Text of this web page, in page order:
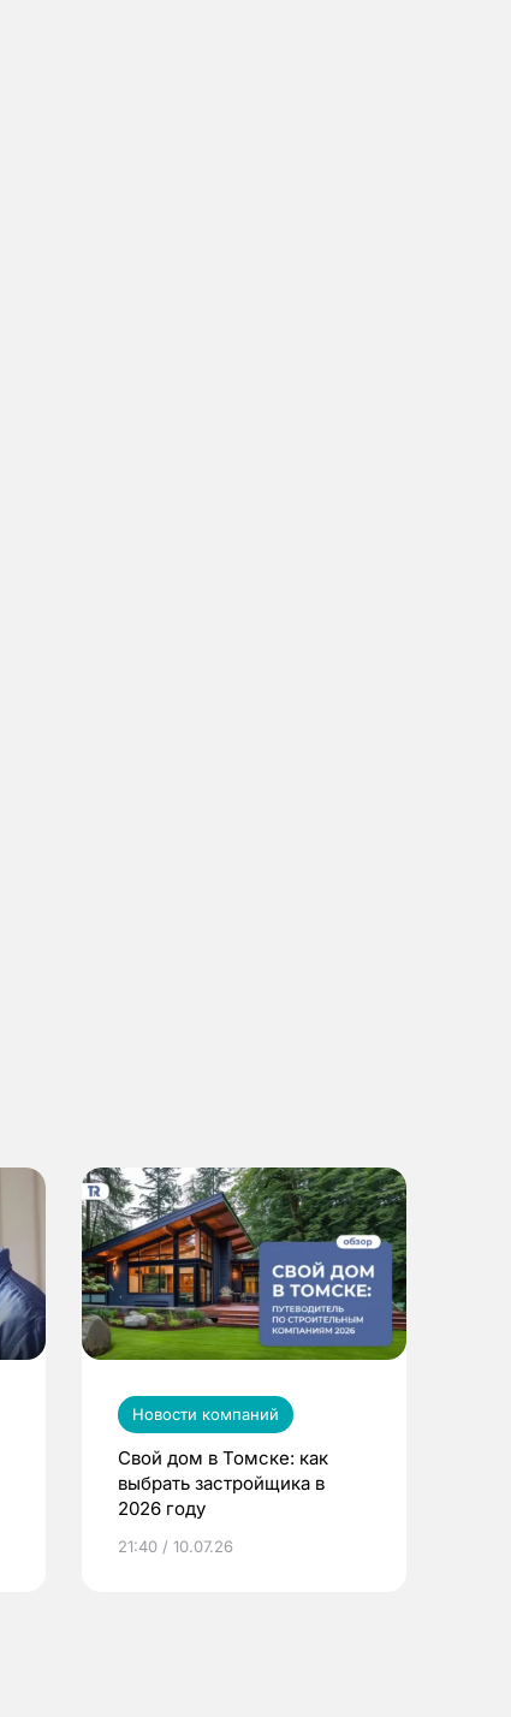
Новости компаний
Свой дом в Томске: как
выбрать застройщика в
2026 году
21:40 / 10.07.26